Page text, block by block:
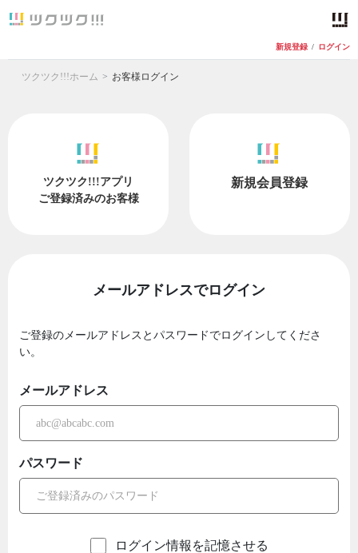
新規登録 / ログイン
ツクツク!!!ホーム お客様ログイン
ツクツク!!!アプリ
ご登録済みのお客様
新規会員登録
メールアドレスでログイン
ご登録のメールアドレスとパスワードでログインしてくださ
い。
メールアドレス
パスワード
ログイン情報を記憶させる